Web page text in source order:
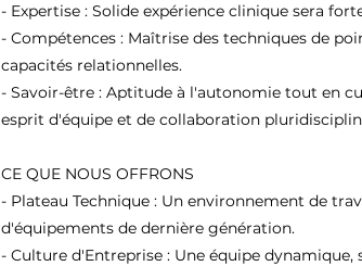
- Expertise : Solide expérience clinique sera
- Compétences : Maîtrise des techniques de
capacités relationnelles.
- Savoir-être : Aptitude à l'autonomie tout en
esprit d'équipe et de collaboration
CE QUE NOUS OFFRONS
- Plateau Technique : Un environnement de
d'équipements de dernière génération.
- Culture d'Entreprise : Une équipe dynamique,